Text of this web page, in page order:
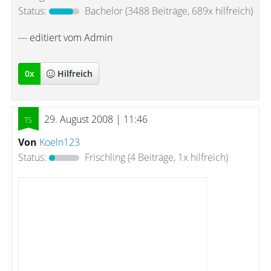
Status:
Bachelor(3488 Beiträge, 689x hilfreich)
--- editiert vom Admin
0x Hilfreich
29. August 2008 | 11:46
Von Koeln123
Status:
Frischling(4 Beiträge, 1x hilfreich)